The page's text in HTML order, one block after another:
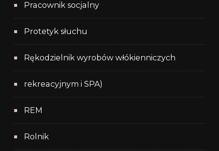
Pracownik socjalny
Protetyk słuchu
Rękodzielnik wyrobów włókienniczych
rekreacyjnym i SPA)
REM
Rolnik